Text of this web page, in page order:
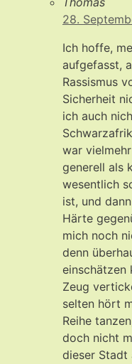
28.
Ich hoffe,
aufgefasst,
Rassismus
Sicherheit
ich auch
war
generell als
wesentlich
ist, und
Härte
mich noch
denn
einschätzen
Zeug
selten hört
Reihe
doch nicht
dieser Stadt